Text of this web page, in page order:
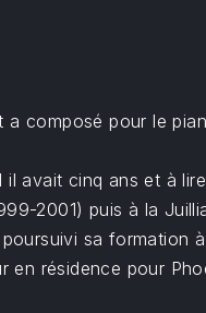
a composé pour le
avait cinq ans et à
2001) puis à la
sa formation
résidence pour